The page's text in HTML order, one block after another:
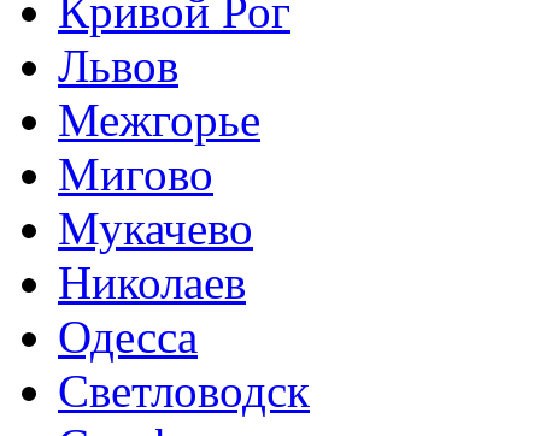
Кривой Рог
Львов
Межгорье
Мигово
Мукачево
Николаев
Одесса
Светловодск